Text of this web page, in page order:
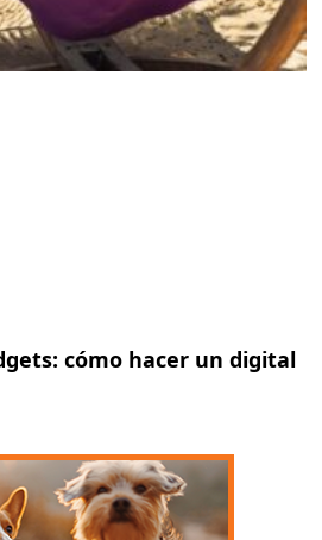
cómo hacer un digital